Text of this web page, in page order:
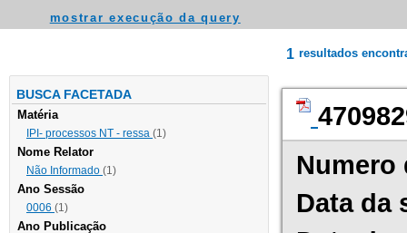
mostrar execução da query
BUSCA FACETADA
Matéria
IPI- processos NT - ressa (1)
Nome Relator
Não Informado (1)
Ano Sessão
0006 (1)
Ano Publicação
1 resultados
Numero
Data da